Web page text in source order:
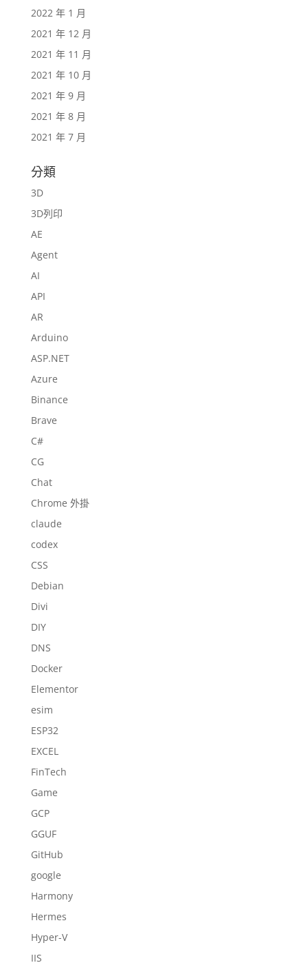
2022 年 1 月
2021 年 12 月
2021 年 11 月
2021 年 10 月
2021 年 9 月
2021 年 8 月
2021 年 7 月
分類
3D
3D列印
AE
Agent
AI
API
AR
Arduino
ASP.NET
Azure
Binance
Brave
C#
CG
Chat
Chrome 外掛
claude
codex
CSS
Debian
Divi
DIY
DNS
Docker
Elementor
esim
ESP32
EXCEL
FinTech
Game
GCP
GGUF
GitHub
google
Harmony
Hermes
Hyper-V
IIS